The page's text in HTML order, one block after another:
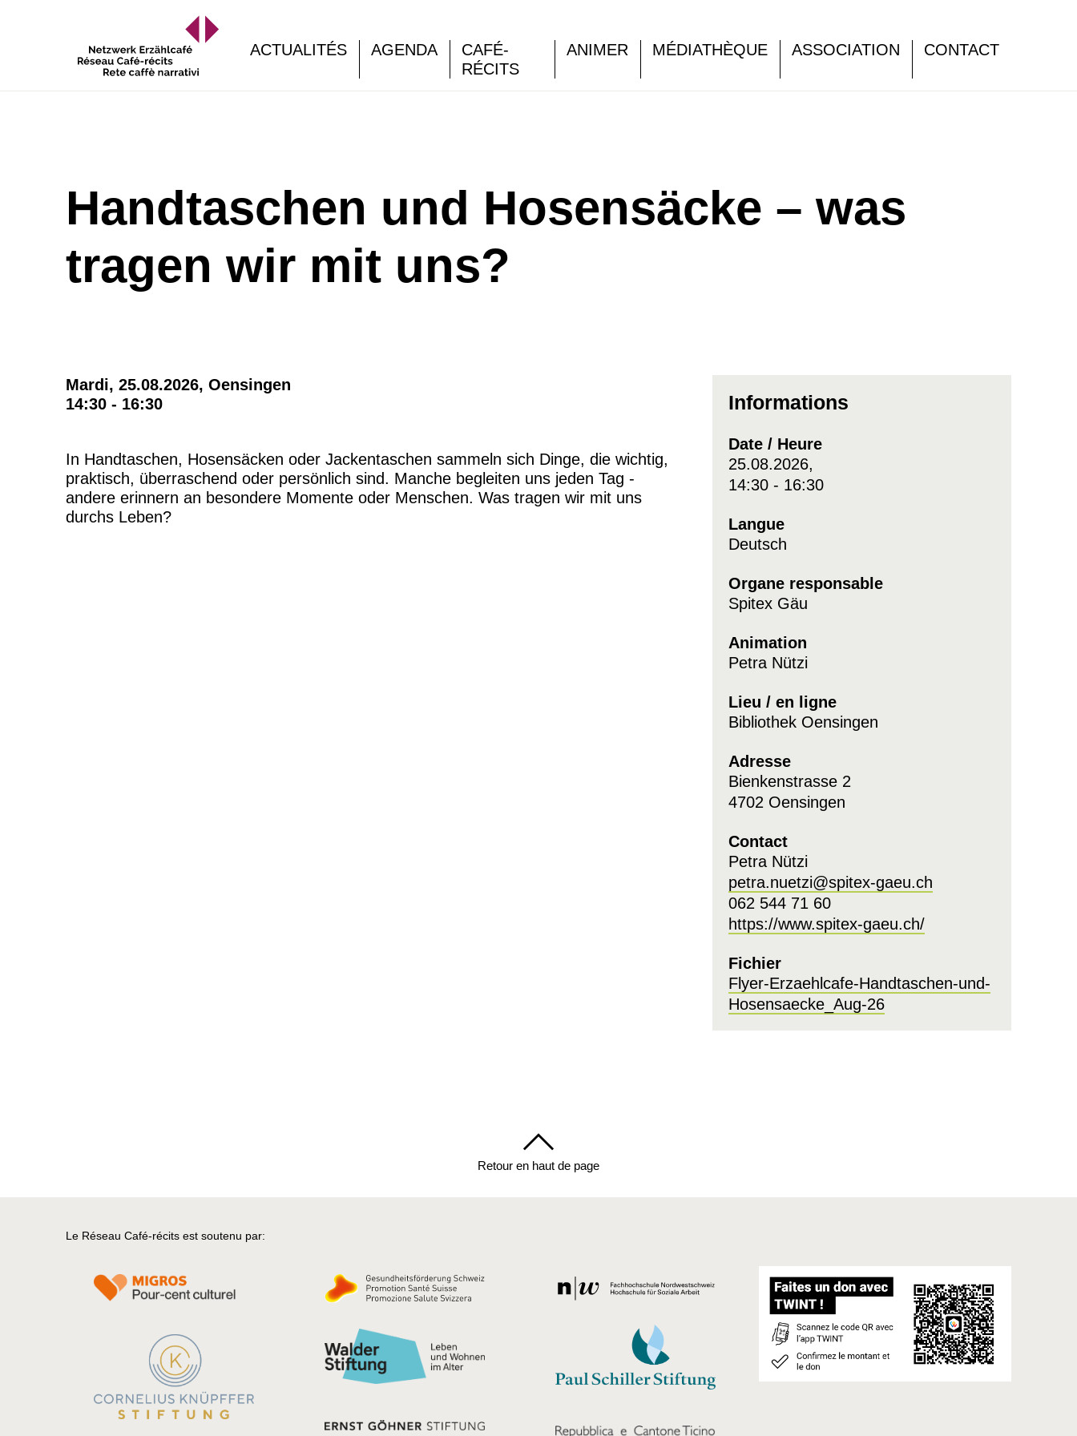
ACTUALITÉS AGENDA
CAFÉ-
RÉCITS
ANIMER MÉDIATHÈQUE ASSOCIATION CONTACT
Handtaschen und Hosensäcke – was
tragen wir mit uns?
Mardi, 25.08.2026, Oensingen
14:30 - 16:30
In Handtaschen, Hosensäcken oder Jackentaschen sammeln sich Dinge, die wichtig,
praktisch, überraschend oder persönlich sind. Manche begleiten uns jeden Tag -
andere erinnern an besondere Momente oder Menschen. Was tragen wir mit uns
durchs Leben?
Informations
Date / Heure
25.08.2026,
14:30 - 16:30
Langue
Deutsch
Organe responsable
Spitex Gäu
Animation
Petra Nützi
Lieu / en ligne
Bibliothek Oensingen
Adresse
Bienkenstrasse 2
4702 Oensingen
Contact
Petra Nützi
petra.nuetzi@spitex-gaeu.ch
062 544 71 60
https://www.spitex-gaeu.ch/
Fichier
Flyer-Erzaehlcafe-Handtaschen-und-
Hosensaecke_Aug-26
Retour en haut de page
Le Réseau Café-récits est soutenu par: